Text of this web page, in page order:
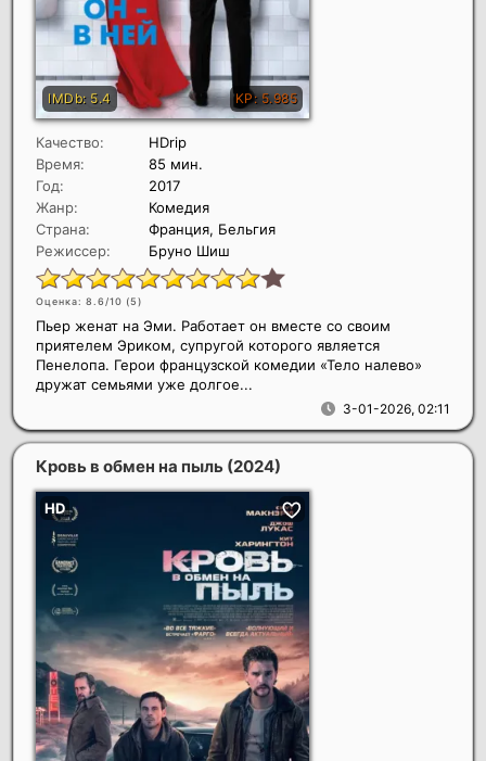
Качество:
HDrip
Время:
85 мин.
Год:
2017
Жанр:
Комедия
Страна:
Франция, Бельгия
Режиссер:
Бруно Шиш
Оценка: 8.6/10 (5)
3-01-2026, 02:11
Пьер женат на Эми. Работает он вместе со своим
приятелем Эриком, супругой которого является
Пенелопа. Герои французской комедии «Тело налево»
дружат семьями уже долгое...
Кровь в обмен на пыль (2024)